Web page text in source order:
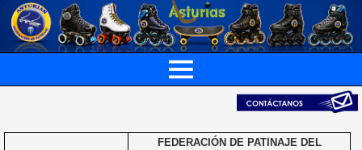
FEDERACIÓN DE PATINAJE DEL